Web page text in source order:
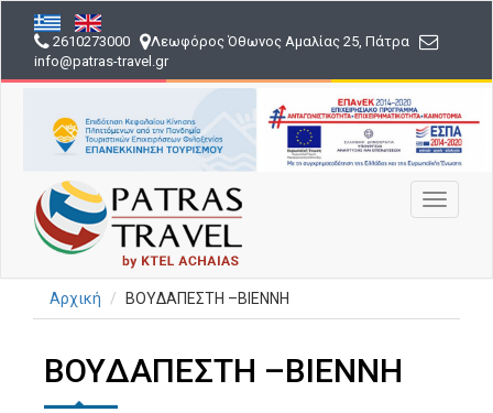
Παράκαμψη
προς
κυρίως
2610273000
Λεωφόρος Όθωνος Αμαλίας 25, Πάτρα
info@patras-travel .gr
Toggle
Αρχική BOYΔΑΠΕΣΤΗ –ΒΙΕΝΝΗ
BOYΔΑΠΕΣΤΗ –ΒΙΕΝΝΗ